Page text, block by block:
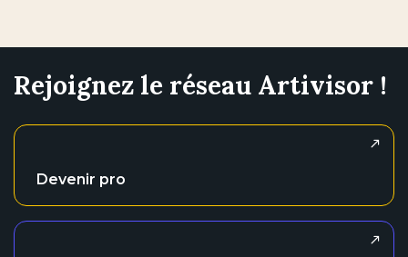
Rejoignez le réseau Artivisor !
Devenir pro